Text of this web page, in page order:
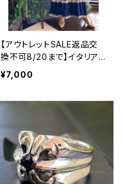
【アウトレットSALE返品交
換不可8/20まで】イタリア
製マキシワンピース イン
ポート ロングワンピース ロ
ー
¥7,000